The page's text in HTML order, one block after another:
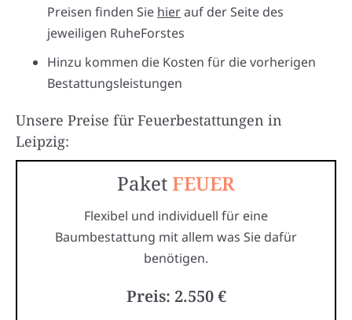
Preisen finden Sie hierauf der Seite des
jeweiligen RuheForstes
Hinzu kommen die Kosten für die vorherigen
Bestattungsleistungen
Unsere Preise für Feuerbestattungen in
Leipzig:
PaketFEUER
Flexibel und individuell für eine
Baumbestattung mit allem was Sie dafür
benötigen.
Preis: 2.550 €